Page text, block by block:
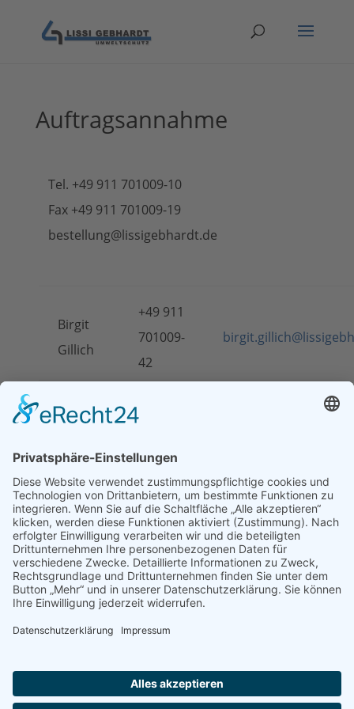
Auftragsannahme
Tel. +49 911 701009-10
Fax +49 911 701009-19
bestellung@lissigebhardt.de
Birgit
Gillich
+49 911
701009-
42
Kerstin
41